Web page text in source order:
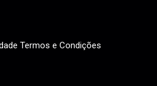
Termos e Condições